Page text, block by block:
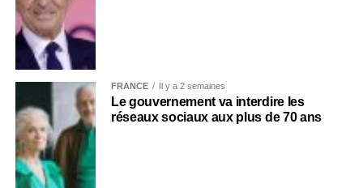
FRANCE Il y a 2 semaines
Le gouvernement va interdire les
réseaux sociaux aux plus de 70 ans